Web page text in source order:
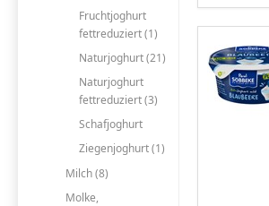
Fruchtjoghurt
fettreduziert (1)
Naturjoghurt (21)
Naturjoghurt
fettreduziert (3)
Schafjoghurt
Ziegenjoghurt (1)
Milch (8)
Molke,